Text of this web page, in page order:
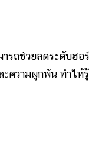
ถช่วยลดระดับฮอ
ความผูกพัน ทำให้